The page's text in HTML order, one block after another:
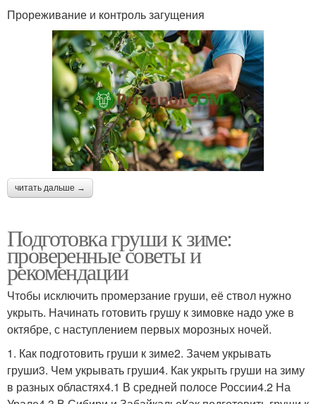
Прореживание и контроль загущения
читать дальше →
Подготовка груши к зиме:
проверенные советы и
рекомендации
Чтобы исключить промерзание груши, её ствол нужно
укрыть. Начинать готовить грушу к зимовке надо уже в
октябре, с наступлением первых морозных ночей.
1. Как подготовить груши к зиме2. Зачем укрывать
груши3. Чем укрывать груши4. Как укрыть груши на зиму
в разных областях4.1 В средней полосе России4.2 На